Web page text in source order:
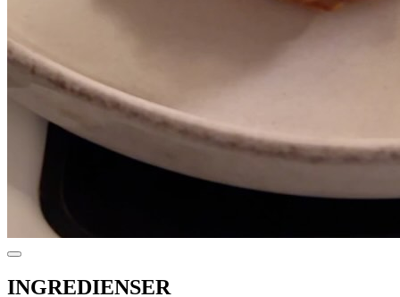
INGREDIENSER